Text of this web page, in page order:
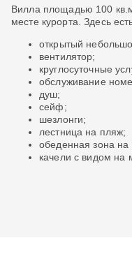
Вилла площадью 100
месте курорта. Здесь
открытый
вентилятор;
круглосуточные
обслуживание
душ;
сейф;
шезлонги;
лестница на пляж;
обеденная зона на
качели с видом на